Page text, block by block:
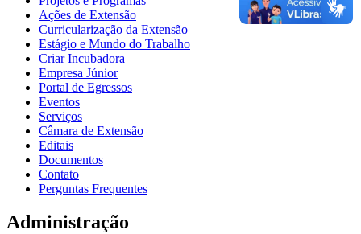
Ações de Extensão
Curricularização da Extensão
Estágio e Mundo do Trabalho
Criar Incubadora
Empresa Júnior
Portal de Egressos
Eventos
Serviços
Câmara de Extensão
Editais
Documentos
Contato
Perguntas Frequentes
Administração